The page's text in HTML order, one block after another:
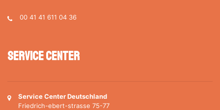
00 41 41 611 04 36
Service Center
Service Center Deutschland
Friedrich-ebert-strasse 75-77